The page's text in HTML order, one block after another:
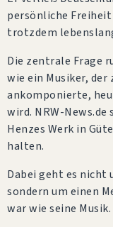
persönliche
trotzdem
Die zentrale Frage
wie ein Musiker,
ankomponierte,
wird. NRW-
Henzes Werk in
halten.
Dabei geht es nicht
sondern um einen
war wie seine Musik.